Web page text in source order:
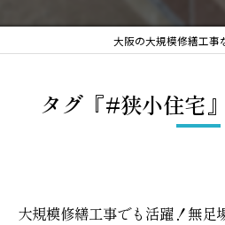
大阪の大規模修繕工事
タグ『#狭小住宅
大規模修繕工事でも活躍！無足